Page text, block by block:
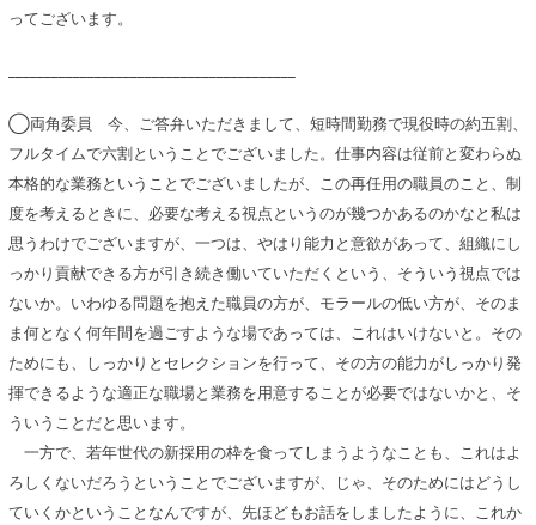
ってございます。
◯両角委員 今、ご答弁いただきまして、短時間勤務で現役時の約五割、
フルタイムで六割ということでございました。仕事内容は従前と変わらぬ
本格的な業務ということでございましたが、この再任用の職員のこと、制
度を考えるときに、必要な考える視点というのが幾つかあるのかなと私は
思うわけでございますが、一つは、やはり能力と意欲があって、組織にし
っかり貢献できる方が引き続き働いていただくという、そういう視点では
ないか。いわゆる問題を抱えた職員の方が、モラールの低い方が、そのま
ま何となく何年間を過ごすような場であっては、これはいけないと。その
ためにも、しっかりとセレクションを行って、その方の能力がしっかり発
揮できるような適正な職場と業務を用意することが必要ではないかと、そ
ういうことだと思います。
一方で、若年世代の新採用の枠を食ってしまうようなことも、これはよ
ろしくないだろうということでございますが、じゃ、そのためにはどうし
ていくかということなんですが、先ほどもお話をしましたように、これか